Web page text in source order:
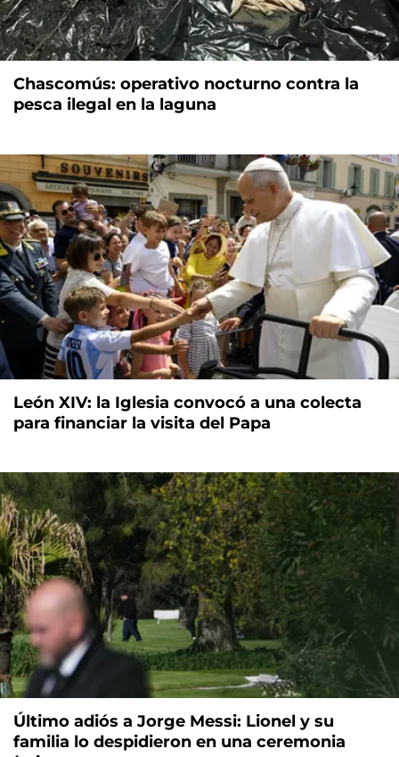
Chascomús: operativo nocturno contra la
pesca ilegal en la laguna
León XIV: la Iglesia convocó a una colecta
para financiar la visita del Papa
Último adiós a Jorge Messi: Lionel y su
familia lo despidieron en una ceremonia